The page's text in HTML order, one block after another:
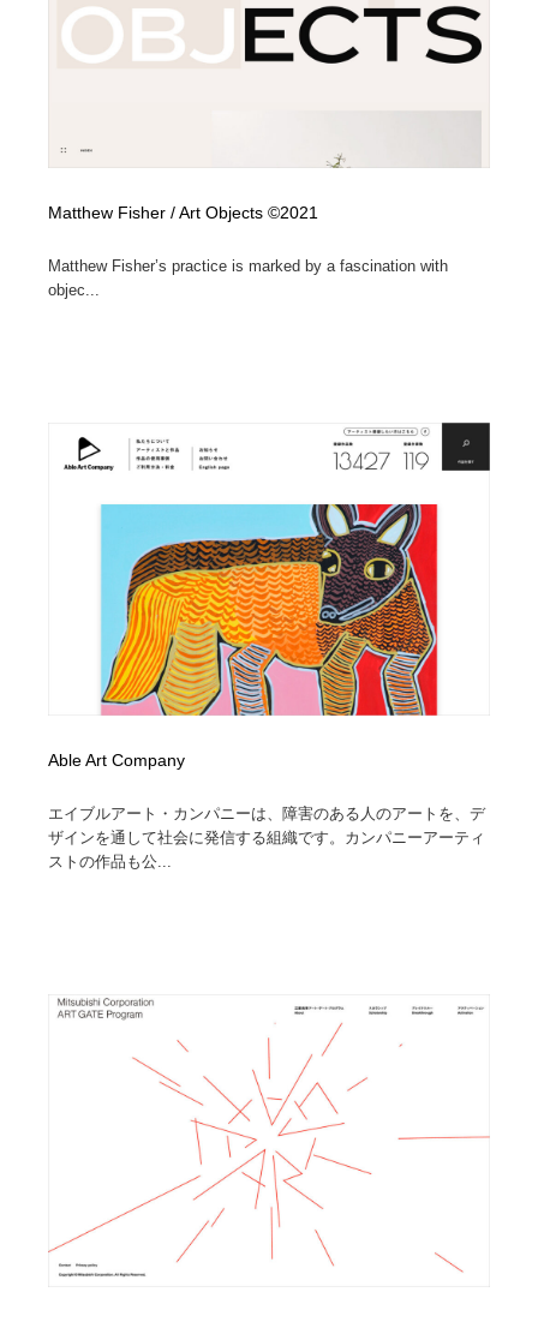
Matthew Fisher / Art Objects ©2021
Matthew Fisher’s practice is marked by a fascination with
objec...
Able Art Company
エイブルアート・カンパニーは、障害のある人のアートを、デ
ザインを通して社会に発信する組織です。カンパニーアーティ
ストの作品も公...